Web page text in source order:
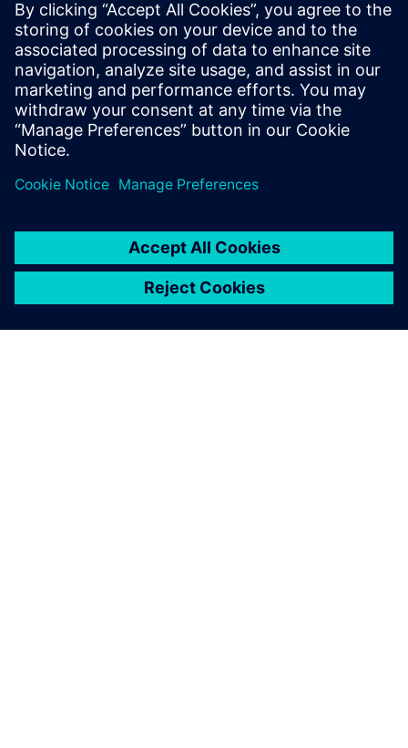
Build
Розширює або будує продукт/рішення Siemens
Xcelerator шляхом створення нового продукту, або
створює нове рішення для клієнта завдяки інтеграції
продукту Siemens Xcelerator і власного продукту